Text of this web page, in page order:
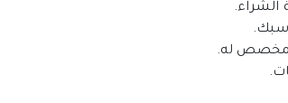
الشراء.